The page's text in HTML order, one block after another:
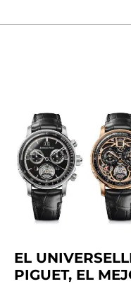
EL
PIGUET, EL